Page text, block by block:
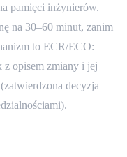
pamięci inżynierów.
na 30–60 minut, zanim
to ECR/ECO:
z opisem zmiany i jej
(zatwierdzona decyzja